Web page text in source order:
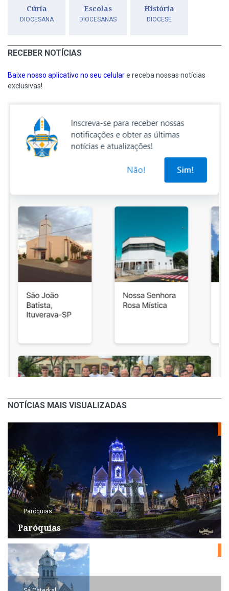
Cúria
DIOCESANA
Escolas
DIOCESANAS
História
DIOCESE
RECEBER NOTÍCIAS
Baixe nosso aplicativo no seu celulare receba nossas notícias
exclusivas!
NOTÍCIAS MAIS VISUALIZADAS
Paróquias
Paróquias